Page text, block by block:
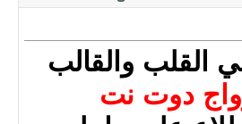
القلب والقالب
دوت نت